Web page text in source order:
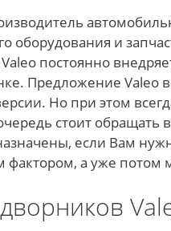
оборудования и
постоянно
Предложение Valeo
Но при этом
стоит обращать
если Вам
фактором, а уже